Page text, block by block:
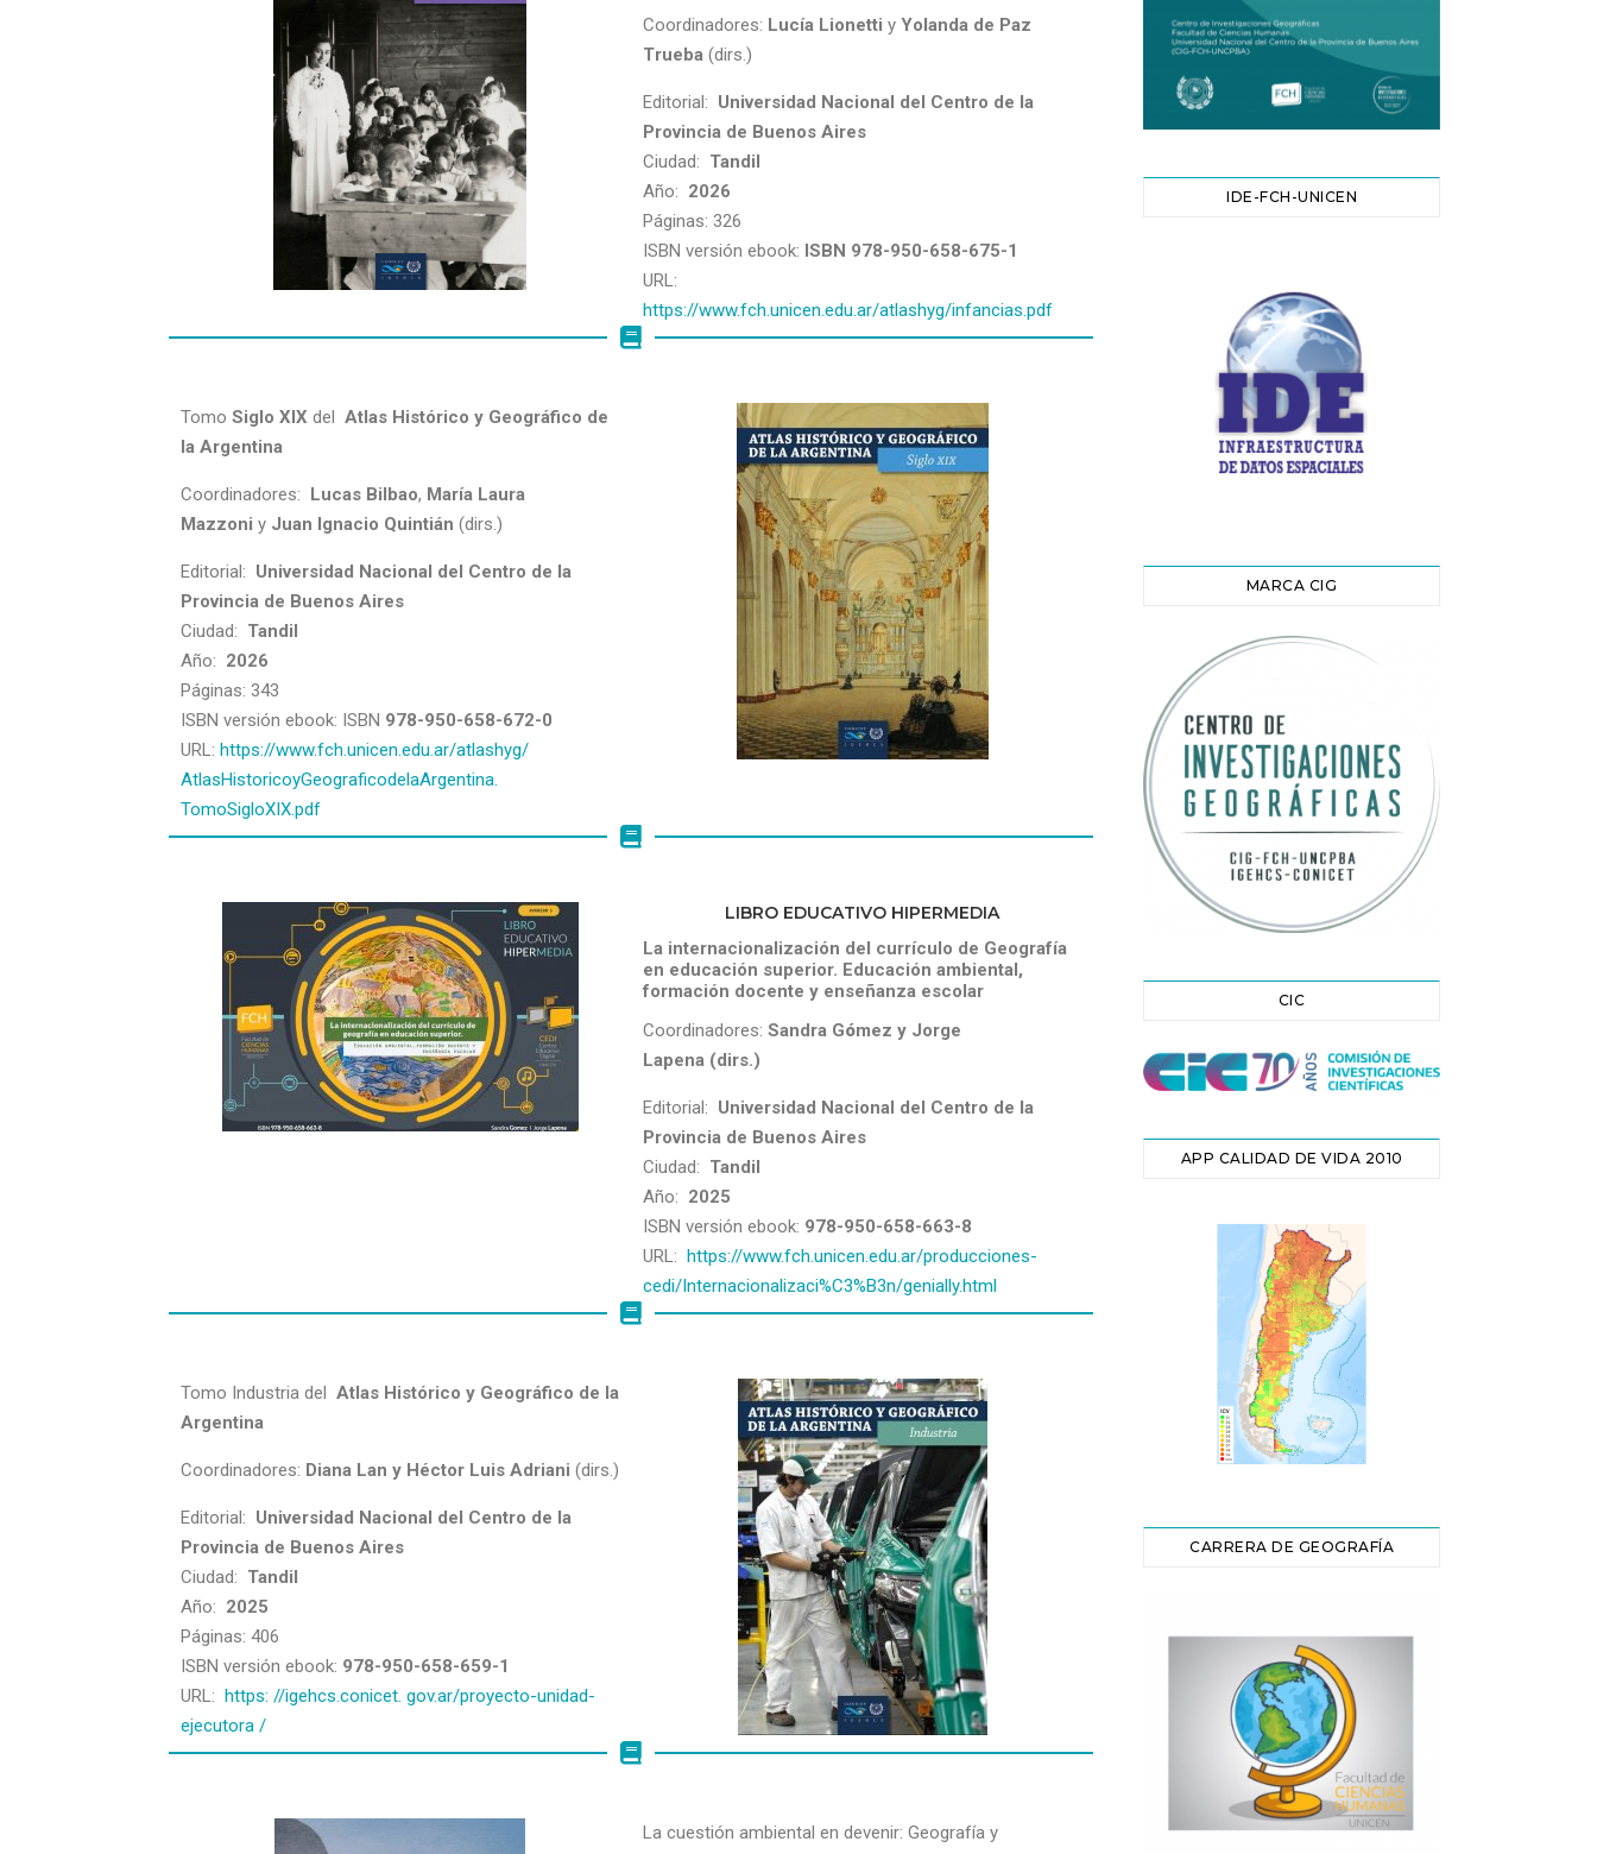
Coordinadores: Lucía Lionetti y Yolanda de Paz
Trueba (dirs.)
Editorial: Universidad Nacional del Centro de la
Provincia de Buenos Aires
Ciudad: Tandil
Año: 2026
Páginas: 326
ISBN versión ebook: ISBN 978-950-658-675-1
URL:
https://www.fch.unicen.edu.ar/atlashyg/infancias.pdf
Tomo Siglo XIX del Atlas Histórico y Geográfico de
la Argentina
Coordinadores: Lucas Bilbao, María Laura
Mazzoni y Juan Ignacio Quintián (dirs.)
Editorial: Universidad Nacional del Centro de la
Provincia de Buenos Aires
Ciudad: Tandil
Año: 2026
Páginas: 343
ISBN versión ebook: ISBN 978-950-658-672-0
URL: https://www.fch.unicen.edu.ar/atlashyg/
AtlasHistoricoyGeograficodelaArgentina.
TomoSigloXIX.pdf
LIBRO EDUCATIVO HIPERMEDIA
La internacionalización del currículo de Geografía
en educación superior. Educación ambiental,
formación docente y enseñanza escolar
Coordinadores: Sandra Gómez y Jorge
Lapena (dirs.)
Editorial: Universidad Nacional del Centro de la
Provincia de Buenos Aires
Ciudad: Tandil
Año: 2025
ISBN versión ebook: 978-950-658-663-8
URL: https://www.fch.unicen.edu.ar/producciones-
cedi/Internacionalizaci%C3%B3n/genially.html
Tomo Industria del Atlas Histórico y Geográfico de la
Argentina
Coordinadores: Diana Lan y Héctor Luis Adriani (dirs.)
Editorial: Universidad Nacional del Centro de la
Provincia de Buenos Aires
Ciudad: Tandil
Año: 2025
Páginas: 406
ISBN versión ebook: 978-950-658-659-1
URL: https: //igehcs.conicet. gov.ar/proyecto-unidad-
ejecutora /
La cuestión ambiental en devenir: Geografía y
IDE-FCH-UNICEN
MARCA CIG
CIC
APP CALIDAD DE VIDA 2010
CARRERA DE GEOGRAFÍA